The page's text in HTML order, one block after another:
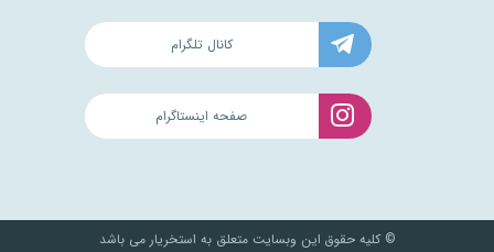
کانال تلگرام
صفحه اینستاگرام
© کلیه حقوق این وبسایت متعلق به استخریار می باشد